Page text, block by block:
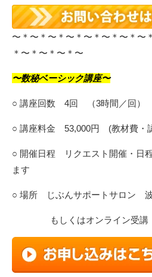
〜＊〜＊〜＊〜＊〜＊〜＊〜＊〜
＊〜＊〜＊〜＊〜
〜数秘ベーシック講座〜
○ 講座回数 4回 （3時間／回）
○ 講座料金 53,000円 (教材費・
○ 開催日程 リクエスト開催・日
ます
○ 場所 じぶんサポートサロン 波
もしくはオンライン受講